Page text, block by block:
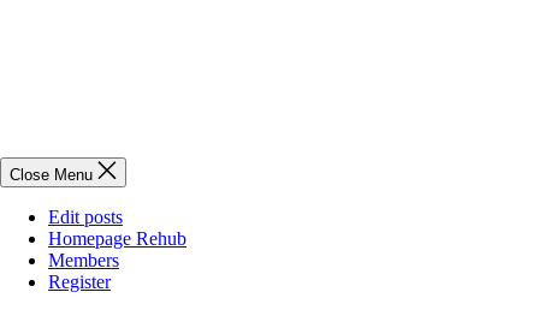
Close Menu
Edit posts
Homepage Rehub
Members
Register